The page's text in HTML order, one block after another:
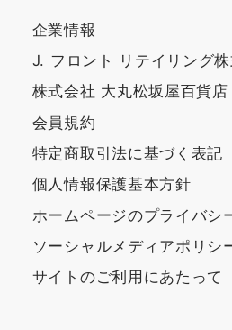
企業情報
J. フロント リテイリング
株式会社 大丸松坂屋百貨店
会員規約
特定商取引法に基づく表記
個人情報保護基本方針
ホームページのプライバシ
ソーシャルメディアポリシ
サイトのご利用にあたって